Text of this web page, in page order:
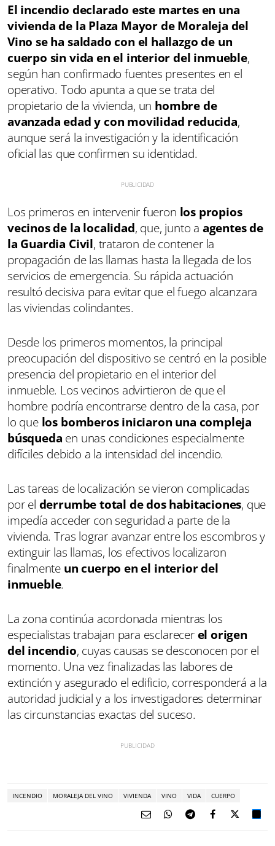
El incendio declarado este martes en una
vivienda de la Plaza Mayor de Moraleja del
Vino se ha saldado con el hallazgo de un
cuerpo sin vida en el interior del inmueble,
según han confirmado fuentes presentes en el
operativo. Todo apunta a que se trata del
propietario de la vivienda, un hombre de
avanzada edad y con movilidad reducida,
aunque será la investigación y la identificación
oficial las que confirmen su identidad.
Los primeros en intervenir fueron los propios
vecinos de la localidad, que, junto a agentes de
la Guardia Civil, trataron de contener la
propagación de las llamas hasta la llegada de los
servicios de emergencia. Su rápida actuación
resultó decisiva para evitar que el fuego alcanzara
las viviendas colindantes.
Desde los primeros momentos, la principal
preocupación del dispositivo se centró en la posible
presencia del propietario en el interior del
inmueble. Los vecinos advirtieron de que el
hombre podría encontrarse dentro de la casa, por
lo que los bomberos iniciaron una compleja
búsqueda en unas condiciones especialmente
difíciles debido a la intensidad del incendio.
Las tareas de localización se vieron complicadas
por el derrumbe total de dos habitaciones, que
impedía acceder con seguridad a parte de la
vivienda. Tras lograr avanzar entre los escombros y
extinguir las llamas, los efectivos localizaron
finalmente un cuerpo en el interior del
inmueble.
La zona continúa acordonada mientras los
especialistas trabajan para esclarecer el origen
del incendio, cuyas causas se desconocen por el
momento. Una vez finalizadas las labores de
extinción y asegurado el edificio, corresponderá a la
autoridad judicial y a los investigadores determinar
las circunstancias exactas del suceso.
INCENDIO MORALEJA DEL VINO VIVIENDA VINO VIDA CUERPO